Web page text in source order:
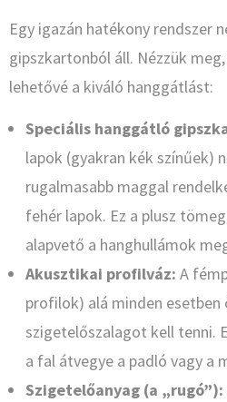
Egy igazán hatékony rendszer
gipszkartonból áll. Nézzük
lehetővé a kiváló hanggátlást:
Speciális hanggátló
lapok (gyakran kék színűek)
rugalmasabb maggal
fehér lapok. Ez a plusz
alapvető a hanghullámok
Akusztikai profilváz: A
profilok) alá minden
szigetelőszalagot kell tenni.
a fal átvegye a padló vagy a
Szigetelőanyag (a „rugó”):